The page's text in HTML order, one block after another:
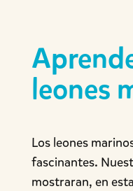
leones
Los leones
fascinantes.
mostraran, en